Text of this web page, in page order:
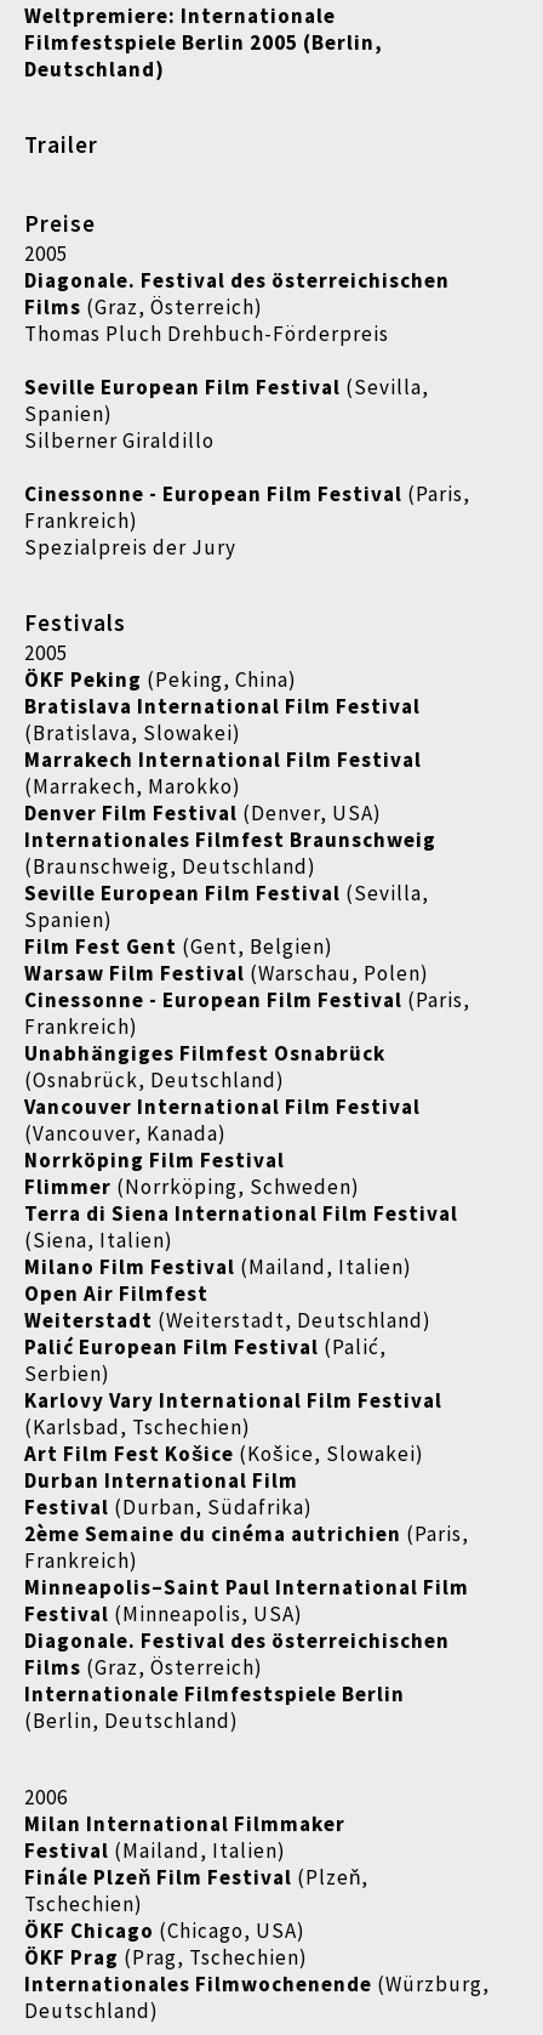
Weltpremiere: Internationale
Filmfestspiele Berlin 2005 (Berlin,
Deutschland)
Trailer
Preise
2005
Diagonale. Festival des österreichischen
Films (Graz, Österreich)
Thomas Pluch Drehbuch-Förderpreis
Seville European Film Festival (Sevilla,
Spanien)
Silberner Giraldillo
Cinessonne - European Film Festival (Paris,
Frankreich)
Spezialpreis der Jury
Festivals
2005
ÖKF Peking (Peking, China)
Bratislava International Film Festival
(Bratislava, Slowakei)
Marrakech International Film Festival
(Marrakech, Marokko)
Denver Film Festival (Denver, USA)
Internationales Filmfest Braunschweig
(Braunschweig, Deutschland)
Seville European Film Festival (Sevilla,
Spanien)
Film Fest Gent (Gent, Belgien)
Warsaw Film Festival (Warschau, Polen)
Cinessonne - European Film Festival (Paris,
Frankreich)
Unabhängiges Filmfest Osnabrück
(Osnabrück, Deutschland)
Vancouver International Film Festival
(Vancouver, Kanada)
Norrköping Film Festival
Flimmer (Norrköping, Schweden)
Terra di Siena International Film Festival
(Siena, Italien)
Milano Film Festival (Mailand, Italien)
Open Air Filmfest
Weiterstadt (Weiterstadt, Deutschland)
Palić European Film Festival (Palić,
Serbien)
Karlovy Vary International Film Festival
(Karlsbad, Tschechien)
Art Film Fest Košice (Košice, Slowakei)
Durban International Film
Festival (Durban, Südafrika)
2ème Semaine du cinéma autrichien (Paris,
Frankreich)
Minneapolis–Saint Paul International Film
Festival (Minneapolis, USA)
Diagonale. Festival des österreichischen
Films (Graz, Österreich)
Internationale Filmfestspiele Berlin
(Berlin, Deutschland)
2006
Milan International Filmmaker
Festival (Mailand, Italien)
Finále Plzeň Film Festival (Plzeň,
Tschechien)
ÖKF Chicago (Chicago, USA)
ÖKF Prag (Prag, Tschechien)
Internationales Filmwochenende (Würzburg,
Deutschland)